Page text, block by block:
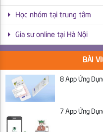
Học nhóm tại trung tâm
Gia sư online tại Hà Nội
BÀI
8 App Ứng
7 App Ứng